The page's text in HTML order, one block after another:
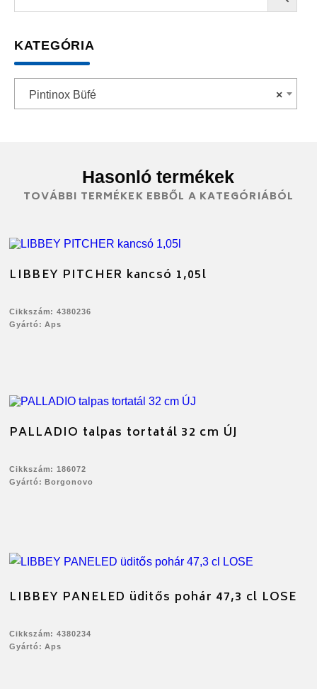
KATEGÓRIA
×
Pintinox Büfé
Hasonló termékek
TOVÁBBI TERMÉKEK EBBŐL A KATEGÓRIÁBÓL
LIBBEY PITCHER kancsó 1,05l
Cikkszám: 4380236
Gyártó: Aps
PALLADIO talpas tortatál 32 cm ÚJ
Cikkszám: 186072
Gyártó: Borgonovo
LIBBEY PANELED üditős pohár 47,3 cl LOSE
Cikkszám: 4380234
Gyártó: Aps